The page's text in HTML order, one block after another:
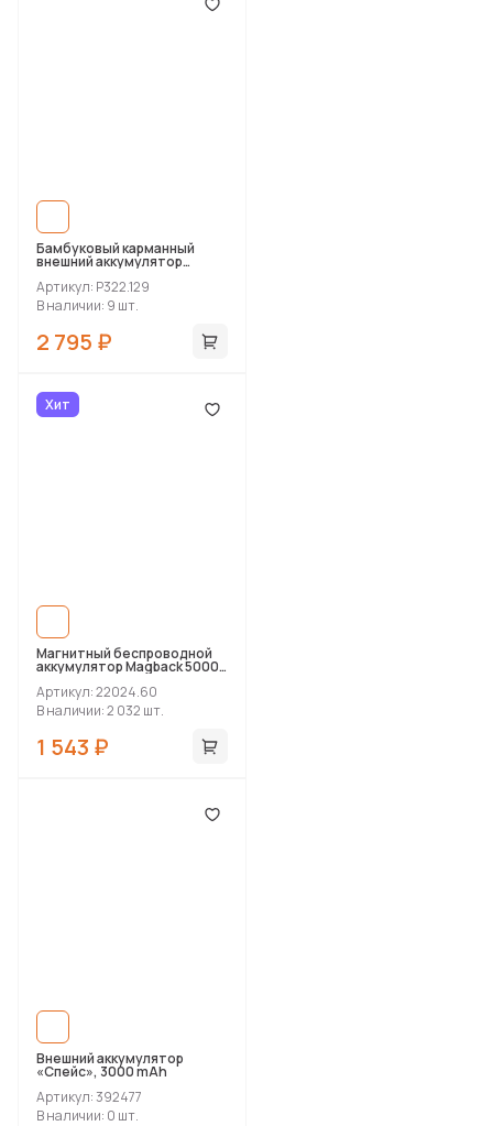
Бамбуковый карманный
внешний аккумулятор
Fashion, 5000 mAh
Артикул: P322.129
В наличии: 9 шт.
2 795 ₽
Хит
Магнитный беспроводной
аккумулятор Magback 5000
мАч, белый
Артикул: 22024.60
В наличии: 2 032 шт.
1 543 ₽
Внешний аккумулятор
«Спейс», 3000 mAh
Артикул: 392477
В наличии: 0 шт.